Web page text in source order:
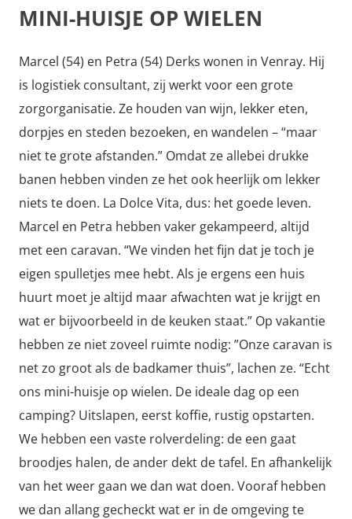
MINI-HUISJE OP WIELEN
Marcel (54) en Petra (54) Derks wonen in Venray. Hij
is logistiek consultant, zij werkt voor een grote
zorgorganisatie. Ze houden van wijn, lekker eten,
dorpjes en steden bezoeken, en wandelen – “maar
niet te grote afstanden.” Omdat ze allebei drukke
banen hebben vinden ze het ook heerlijk om lekker
niets te doen. La Dolce Vita, dus: het goede leven.
Marcel en Petra hebben vaker gekampeerd, altijd
met een caravan. “We vinden het fijn dat je toch je
eigen spulletjes mee hebt. Als je ergens een huis
huurt moet je altijd maar afwachten wat je krijgt en
wat er bijvoorbeeld in de keuken staat.” Op vakantie
hebben ze niet zoveel ruimte nodig: ”Onze caravan is
net zo groot als de badkamer thuis”, lachen ze. “Echt
ons mini-huisje op wielen. De ideale dag op een
camping? Uitslapen, eerst koffie, rustig opstarten.
We hebben een vaste rolverdeling: de een gaat
broodjes halen, de ander dekt de tafel. En afhankelijk
van het weer gaan we dan wat doen. Vooraf hebben
we dan allang gecheckt wat er in de omgeving te